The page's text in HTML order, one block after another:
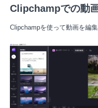
Clipchampでの動
Clipchampを使って動画を編